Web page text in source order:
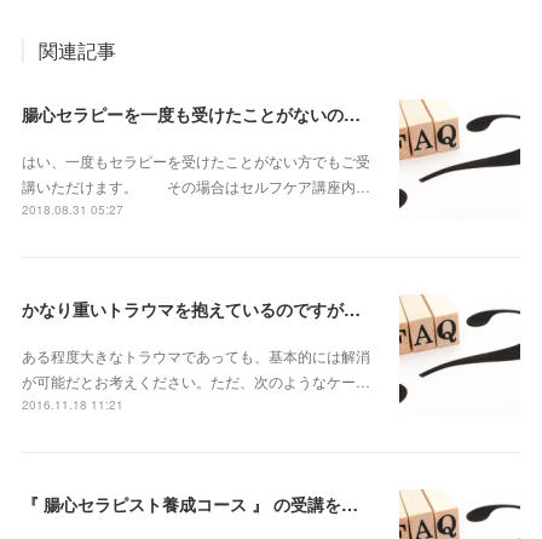
関連記事
腸心セラピーを一度も受けたことがないのですが、受講できますか？
はい、一度もセラピーを受けたことがない方でもご受
講いただけます。 その場合はセルフケア講座内…
2018.08.31 05:27
かなり重いトラウマを抱えているのですが、セルフケアだけでも解消できるのでしょうか？
ある程度大きなトラウマであっても、基本的には解消
が可能だとお考えください。ただ、次のようなケー…
2016.11.18 11:21
『 腸心セラピスト養成コース 』 の受講を考えていますが、勉強のために『腸心セルフケアマスターコース』も事前に受講しておいたほうがいいですか？